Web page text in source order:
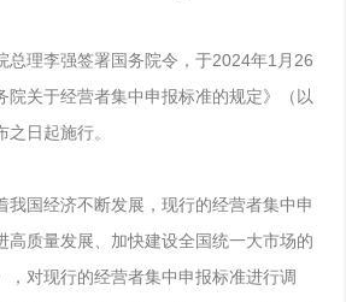
总理李强签署国务院令，于2024年1月26
院关于经营者集中申报标准的规定》（以
日起施行。
我国经济不断发展，现行的经营者集中申
高质量发展、加快建设全国统一大市场的
，对现行的经营者集中申报标准进行调